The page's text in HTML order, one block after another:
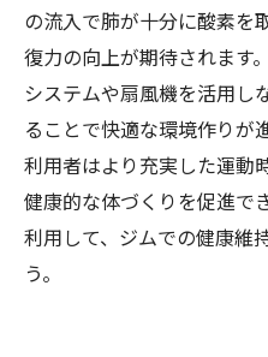
の流入で肺が十分に酸素を
復力の向上が期待されます
システムや扇風機を活用し
ることで快適な環境作りが
利用者はより充実した運動
健康的な体づくりを促進で
利用して、ジムでの健康維
う。